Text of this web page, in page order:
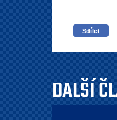
Sdílet
DALŠÍ